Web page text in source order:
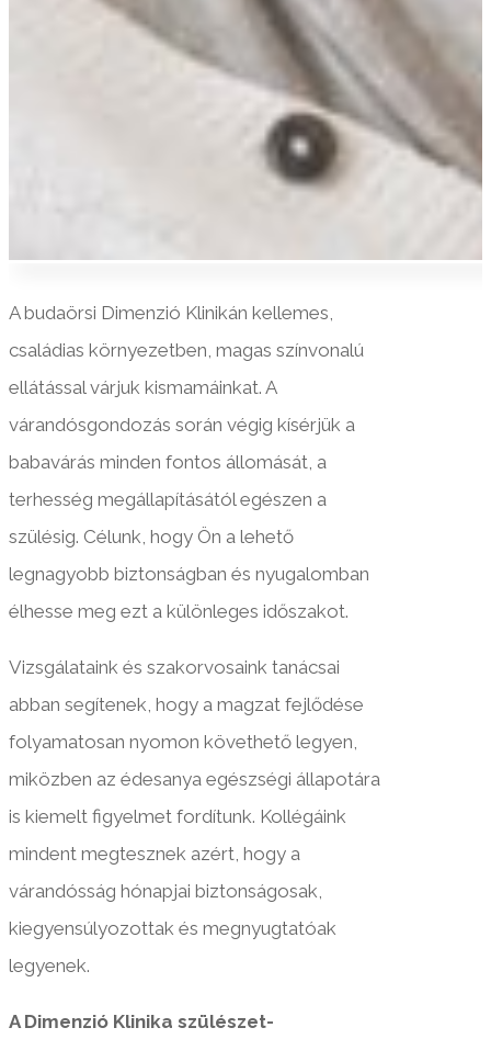
A budaörsi Dimenzió Klinikán kellemes,
családias környezetben, magas színvonalú
ellátással várjuk kismamáinkat. A
várandósgondozás során végig kísérjük a
babavárás minden fontos állomását, a
terhesség megállapításától egészen a
szülésig. Célunk, hogy Ön a lehető
legnagyobb biztonságban és nyugalomban
élhesse meg ezt a különleges időszakot.
Vizsgálataink és szakorvosaink tanácsai
abban segítenek, hogy a magzat fejlődése
folyamatosan nyomon követhető legyen,
miközben az édesanya egészségi állapotára
is kiemelt figyelmet fordítunk. Kollégáink
mindent megtesznek azért, hogy a
várandósság hónapjai biztonságosak,
kiegyensúlyozottak és megnyugtatóak
legyenek.
A Dimenzió Klinika szülészet-